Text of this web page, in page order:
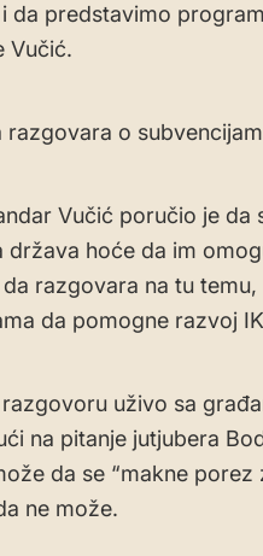
da predstavimo
Vučić.
razgovara o
Vučić poručio je da
država hoće da im
razgovara na tu
da pomogne razvoj
uživo sa
na pitanje jutjubera
da se “makne
ne može.